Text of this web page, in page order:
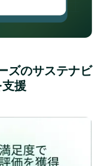
ズのサステナビ
援